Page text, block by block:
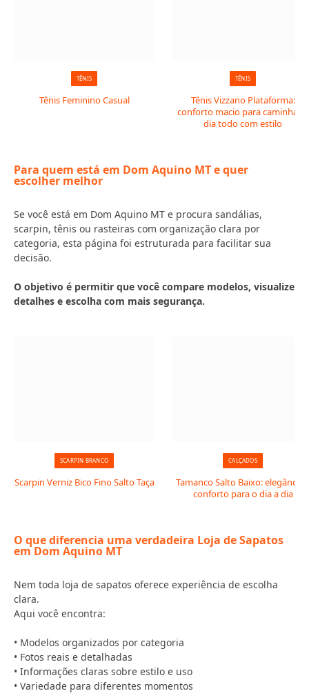
TÊNIS
Tênis Feminino Casual
TÊNIS
Tênis Vizzano Plataforma:
conforto macio para caminhar o
dia todo com estilo
Para quem está em Dom Aquino MT e quer
escolher melhor
Se você está em Dom Aquino MT e procura sandálias,
scarpin, tênis ou rasteiras com organização clara por
categoria, esta página foi estruturada para facilitar sua
decisão.
O objetivo é permitir que você compare modelos, visualize
detalhes e escolha com mais segurança.
SCARPIN BRANCO
Scarpin Verniz Bico Fino Salto Taça
CALÇADOS
Tamanco Salto Baixo: elegância
conforto para o dia a dia
O que diferencia uma verdadeira Loja de Sapatos
em Dom Aquino MT
Nem toda loja de sapatos oferece experiência de escolha
clara.
Aqui você encontra:
• Modelos organizados por categoria
• Fotos reais e detalhadas
• Informações claras sobre estilo e uso
• Variedade para diferentes momentos